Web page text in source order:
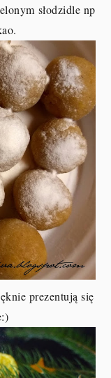
słodzidle np
prezentują się